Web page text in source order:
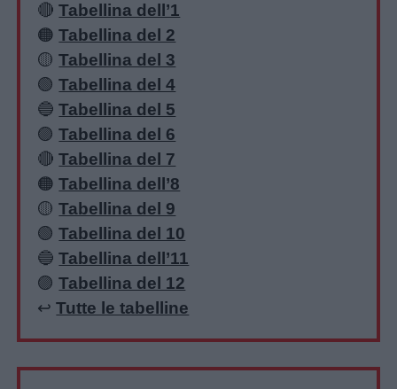
🔴Tabellina dell’1
🟠Tabellina del 2
🟡Tabellina del 3
🟢Tabellina del 4
🔵Tabellina del 5
🟣Tabellina del 6
🔴Tabellina del 7
🟠Tabellina dell’8
🟡Tabellina del 9
🟢Tabellina del 10
🔵Tabellina dell’11
🟣Tabellina del 12
↩️Tutte le tabelline